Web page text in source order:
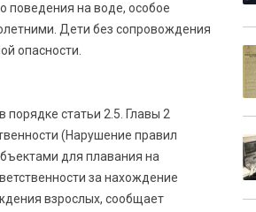
поведения на воде, особое
Дети без сопровождения
опасности.
статьи 2.5. Главы 2
(Нарушение правил
для плавания на
за нахождение
взрослых, сообщает